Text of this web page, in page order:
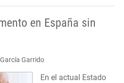
en España sin
Garrido
En el actual Estado